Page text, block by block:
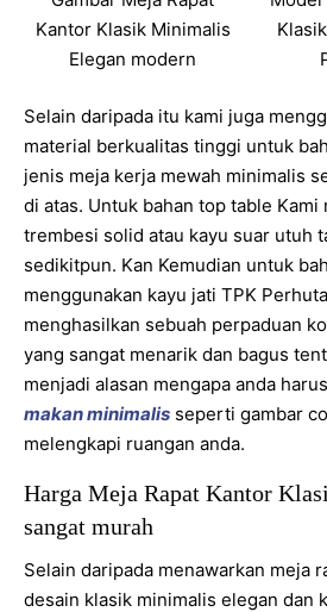
Kantor Klasik Minimalis
Elegan modern
Selain daripada itu kami juga
material berkualitas tinggi untuk
jenis meja kerja mewah minimalis
di atas. Untuk bahan top table Kami
trembesi solid atau kayu suar utuh
sedikitpun. Kan Kemudian untuk
menggunakan kayu jati TPK
menghasilkan sebuah perpaduan
yang sangat menarik dan bagus
menjadi alasan mengapa anda
makan minimalis seperti gambar
melengkapi ruangan anda.
Harga Meja Rapat Kantor
sangat murah
Selain daripada menawarkan meja
desain klasik minimalis elegan dan